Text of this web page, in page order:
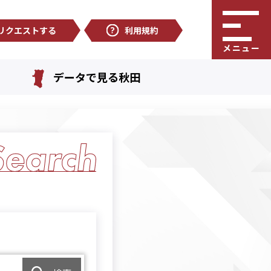
クエストする 利用規約
データで見る秋田
メニュー